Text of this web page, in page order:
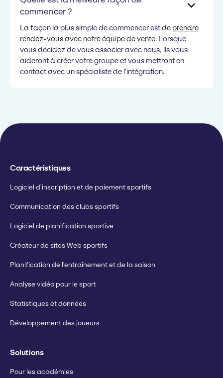
commencer ?
La façon la plus simple de commencer est de prendre
rendez-vous avec notre équipe de vente. Lorsque
vous décidez de vous associer avec nous, ils vous
aideront à créer votre groupe et vous mettront en
contact avec un spécialiste de l'intégration.
Caractéristiques
Logiciel d’inscription et de paiement sportifs
Communication des clubs sportifs
Logiciel de planification sportive
Créateur de sites Web sportifs
Planification de l'entraînement et de la saison
Analyse vidéo pour le sport
Statistiques et données
Développement des joueurs
Solutions
Pour les académies